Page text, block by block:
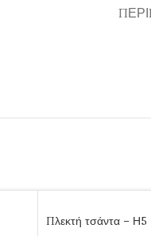
Πλεκτή τσάντα – Η5